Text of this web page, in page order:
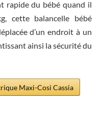
rapide du bébé quand il
cette balancelle bébé
d’un endroit à un
ainsi la sécurité du
Maxi-Cosi Cassia